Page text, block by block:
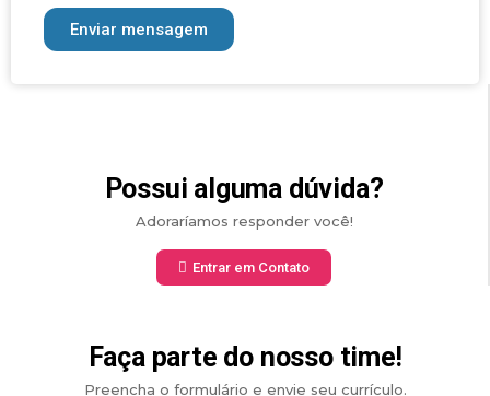
Enviar mensagem
Possui alguma dúvida?
Adoraríamos responder você!
Entrar em Contato
Faça parte do nosso time!
Preencha o formulário e envie seu currículo.